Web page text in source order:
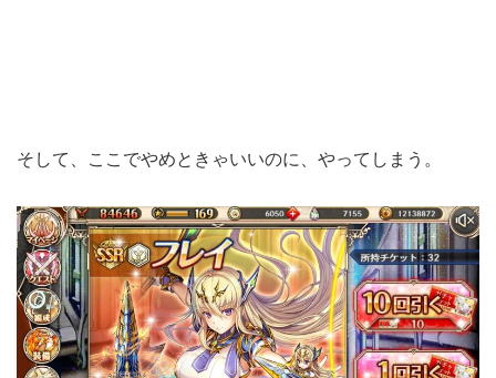
そして、ここでやめときゃいいのに、やってしまう。